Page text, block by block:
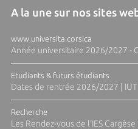
A la une sur nos sites
www.universita.corsica
Année universitaire 2026/2027 -
Etudiants & futurs étudiants
Dates de rentrée 2026/2027 | IUT
Recherche
Les Rendez-vous de l'IES